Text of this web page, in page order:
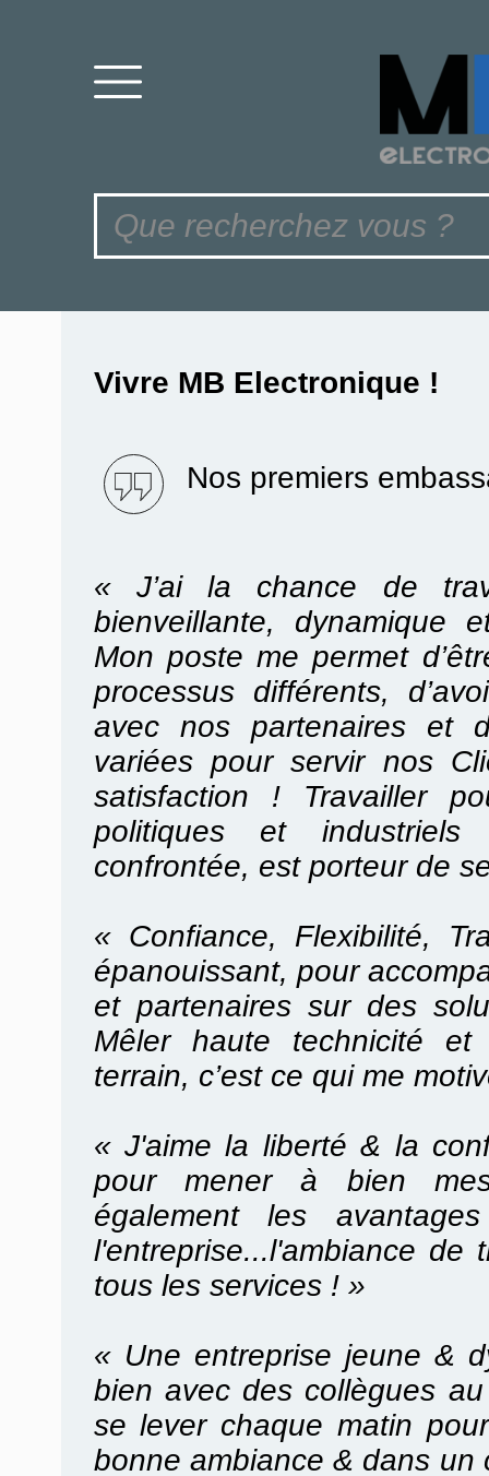
Vivre MB Electronique !
Nos premiers
« J’ai la chance de
bienveillante, dynamique
Mon poste me permet
processus différents,
avec nos partenaires et
variées pour servir nos
satisfaction ! Travailler
politiques et industriels
confrontée, est porteur de
« Confiance, Flexibilité,
épanouissant, pour
et partenaires sur des
Mêler haute technicité
terrain, c’est ce qui me
« J'aime la liberté & la
pour mener à bien
également les
l'entreprise...l'ambiance de
tous les services ! »
« Une entreprise jeune &
bien avec des collègues
se lever chaque matin
bonne ambiance & dans un